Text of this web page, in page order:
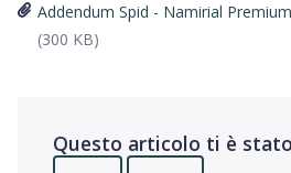
Addendum Spid - Namirial
(300 KB)
Questo articolo ti è